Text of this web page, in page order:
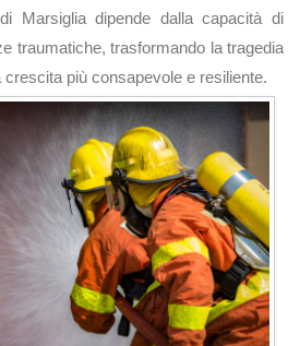
Marsiglia dipende dalla capacità di
traumatiche, trasformando la tragedia
crescita più consapevole e resiliente.